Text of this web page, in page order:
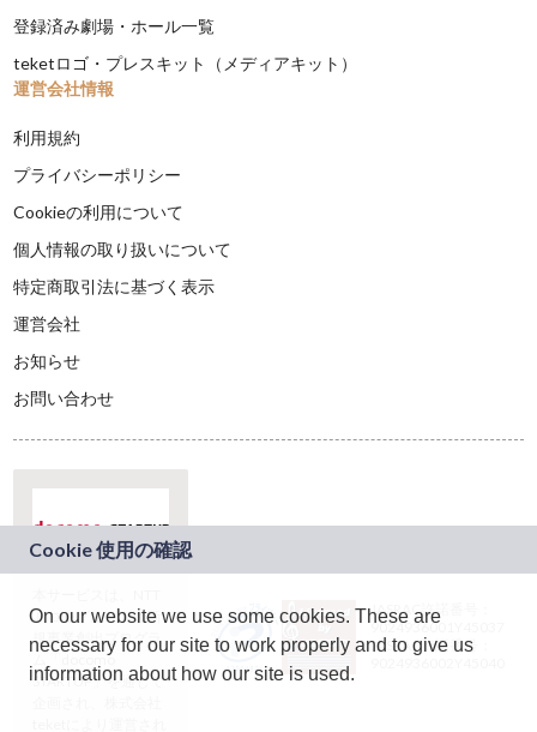
登録済み劇場・ホール一覧
teketロゴ・プレスキット（メディアキット）
運営会社情報
利用規約
プライバシーポリシー
Cookieの利用について
個人情報の取り扱いについて
特定商取引法に基づく表示
運営会社
お知らせ
お問い合わせ
ドコモグループの新
規事業創出プログラ
ム「docomo
STARTUP」を通じて
JASRAC許諾番号：
9024936001Y45037
JASRAC許諾番号：
On our website we use some cookies. These are
necessary for our site to work properly and to give us
information about how our site is used.